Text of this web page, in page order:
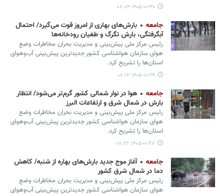
۱۴۰۵-۰۱-۳۰ ۰۸:۰۴
جامعه
بارش‌های بهاری از امروز قوت می‌گیرد/ احتمال
آبگرفتگی، بارش تگرگ و طغیان رودخانه‌ها
رئیس مرکز ملی پیش‌بینی و مدیریت بحران مخاطرات وضع
هوای سازمان هواشناسی کشور جدیدترین پیش‌بینی آب‌وهوای
استان‌ها را تشریح کرد.
۱۴۰۵-۰۱-۲۹ ۰۸:۱۲
جامعه
هوا در نوار شمالی کشور گرم‌تر می‌شود/ انتظار
بارش‌ در شمال شرق و ارتفاعات البرز
رئیس مرکز ملی پیش‌بینی و مدیریت بحران مخاطرات وضع
هوای سازمان هواشناسی کشور جدیدترین پیش‌بینی آب‌وهوای
استان‌ها را تشریح کرد.
۱۴۰۵-۰۱-۲۷ ۰۸:۲۲
جامعه
آغاز موج جدید بارش‌های بهاره از شنبه/ کاهش
دما در شمال شرق کشور
رئیس مرکز ملی پیش‌بینی و مدیریت بحران مخاطرات وضع
هوای سازمان هواشناسی کشور جدیدترین پیش‌بینی آب‌وهوای